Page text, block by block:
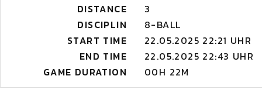
DISTANCE
3
DISCIPLIN
8-BALL
START TIME
22.05.2025 22:21 UHR
END TIME
22.05.2025 22:43 UHR
GAME DURATION
00H 22M